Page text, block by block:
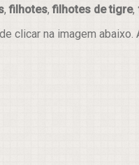
,filhotes,filhotes de tigre,
clicar na imagem